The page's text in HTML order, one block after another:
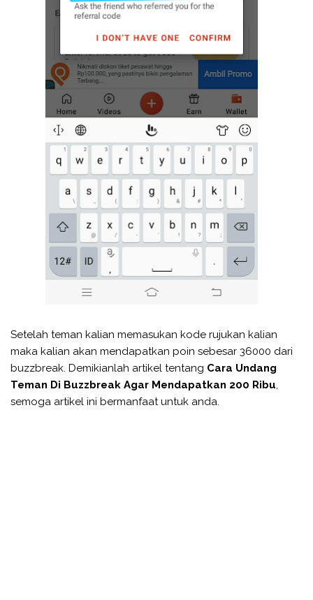
Setelah teman kalian memasukan kode rujukan kalian
maka kalian akan mendapatkan poin sebesar 36000 dari
buzzbreak. Demikianlah artikel tentang Cara Undang
Teman Di Buzzbreak Agar Mendapatkan 200 Ribu,
semoga artikel ini bermanfaat untuk anda.